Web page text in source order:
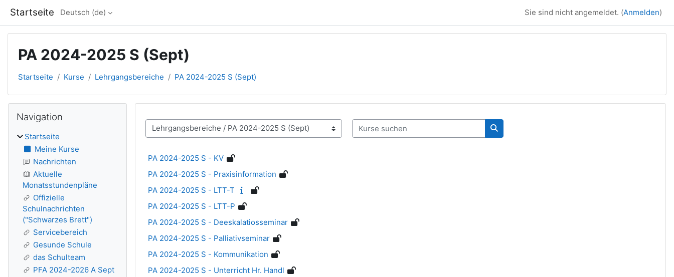
Startseite Deutsch ‎(de)‎ Sie sind nicht angemeldet. (Anmelden)
PA 2024-2025 S (Sept)
Startseite Kurse Lehrgangsbereiche PA 2024-2025 S (Sept)
Kursbereiche
Kurse suchen
Kurse suchen
PA 2024-2025 S - KV
PA 2024-2025 S - Praxisinformation
PA 2024-2025 S - LTT-T
PA 2024-2025 S - LTT-P
PA 2024-2025 S - Deeskalatiosseminar
PA 2024-2025 S - Palliativseminar
PA 2024-2025 S - Kommunikation
PA 2024-2025 S - Unterricht Hr. Handl
Blöcke
Navigation
Startseite
Meine Kurse
Nachrichten
Aktuelle
Monatsstundenpläne
Offizielle
Schulnachrichten
("Schwarzes Brett")
Servicebereich
Gesunde Schule
das Schulteam
PFA 2024-2026 A Sept